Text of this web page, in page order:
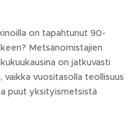
on tapahtunut 90-
Metsänomistajien
on jatkuvasti
vuositasolla teollisuus
puut yksityismetsistä